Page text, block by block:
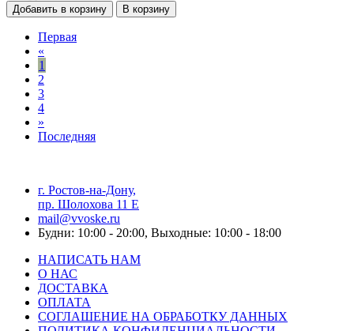
Добавить в корзину В корзину
Первая
«
1
2
3
4
»
Последняя
г. Ростов-на-Дону,
пр. Шолохова 11 Е
mail@vvoske.ru
Будни: 10:00 - 20:00, Выходные: 10:00 - 18:00
НАПИСАТЬ НАМ
О НАС
ДОСТАВКА
ОПЛАТА
СОГЛАШЕНИЕ НА ОБРАБОТКУ ДАННЫХ